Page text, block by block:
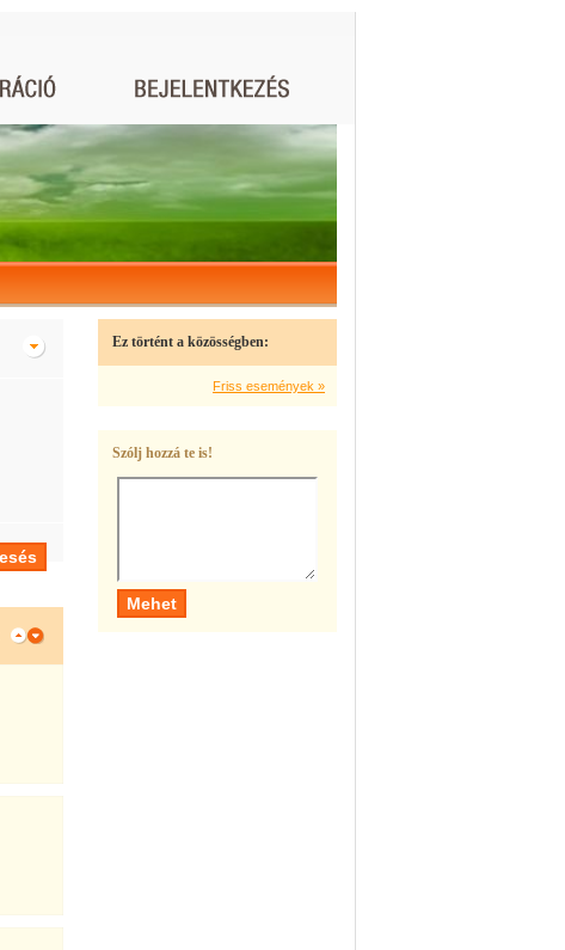
Ez történt a közösségben:
Friss események »
Szólj hozzá te is!